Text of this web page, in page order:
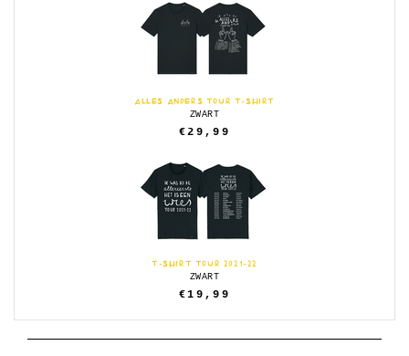
ALLES ANDERS TOUR T-SHIRT
ZWART
€29,99
T-SHIRT TOUR 2021-22
ZWART
€19,99